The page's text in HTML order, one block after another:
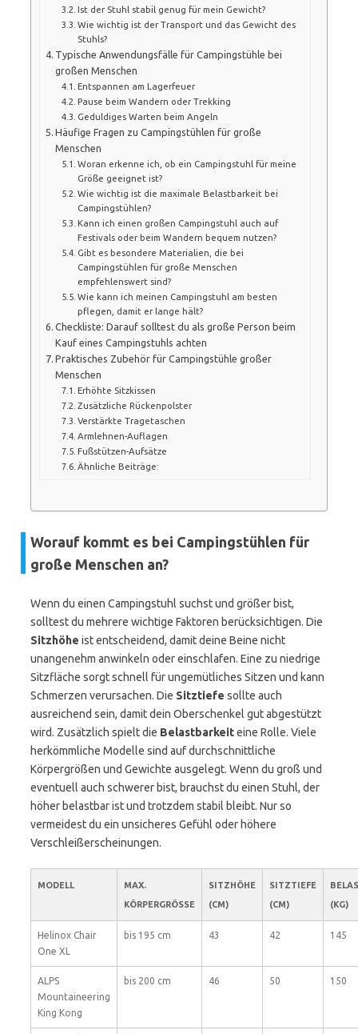
Ist der Stuhl stabil genug für mein Gewicht?
Wie wichtig ist der Transport und das Gewicht des
Stuhls?
Typische Anwendungsfälle für Campingstühle bei
großen Menschen
Entspannen am Lagerfeuer
Pause beim Wandern oder Trekking
Geduldiges Warten beim Angeln
Häufige Fragen zu Campingstühlen für große
Menschen
Woran erkenne ich, ob ein Campingstuhl für meine
Größe geeignet ist?
Wie wichtig ist die maximale Belastbarkeit bei
Campingstühlen?
Kann ich einen großen Campingstuhl auch auf
Festivals oder beim Wandern bequem nutzen?
Gibt es besondere Materialien, die bei
Campingstühlen für große Menschen
empfehlenswert sind?
Wie kann ich meinen Campingstuhl am besten
pflegen, damit er lange hält?
Checkliste: Darauf solltest du als große Person beim
Kauf eines Campingstuhls achten
Praktisches Zubehör für Campingstühle großer
Menschen
Erhöhte Sitzkissen
Zusätzliche Rückenpolster
Verstärkte Tragetaschen
Armlehnen-Auflagen
Fußstützen-Aufsätze
Ähnliche Beiträge:
Worauf kommt es bei Campingstühlen für
große Menschen an?
Wenn du einen Campingstuhl suchst und größer bist,
solltest du mehrere wichtige Faktoren berücksichtigen. Die
Sitzhöhe ist entscheidend, damit deine Beine nicht
unangenehm anwinkeln oder einschlafen. Eine zu niedrige
Sitzfläche sorgt schnell für ungemütliches Sitzen und kann
Schmerzen verursachen. Die Sitztiefe sollte auch
ausreichend sein, damit dein Oberschenkel gut abgestützt
wird. Zusätzlich spielt die Belastbarkeiteine Rolle. Viele
herkömmliche Modelle sind auf durchschnittliche
Körpergrößen und Gewichte ausgelegt. Wenn du groß und
eventuell auch schwerer bist, brauchst du einen Stuhl, der
höher belastbar ist und trotzdem stabil bleibt. Nur so
vermeidest du ein unsicheres Gefühl oder höhere
Verschleißerscheinungen.
MODELL
MAX.
KÖRPERGRÖSSE
SITZHÖHE
(CM)
SITZTIEFE
(CM)
(KG)
Helinox Chair
One XL
bis 195 cm 43 42 145
ALPS
Mountaineering
King Kong
bis 200 cm 46 50 150